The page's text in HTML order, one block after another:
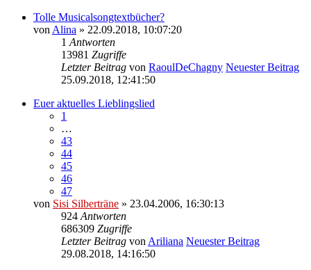
Tolle Musicalsongtextbücher?
von Alina » 22.09.2018, 10:07:20
1 Antworten
13981 Zugriffe
Letzter Beitrag von RaoulDeChagny Neuester Beitrag
25.09.2018, 12:41:50
Euer aktuelles Lieblingslied
1
…
43
44
45
46
47
von Sisi Silberträne » 23.04.2006, 16:30:13
924 Antworten
686309 Zugriffe
Letzter Beitrag von Ariliana Neuester Beitrag
29.08.2018, 14:16:50